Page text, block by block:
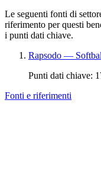
Le seguenti fonti di
riferimento per questi
i punti dati chiave.
Rapsodo —
Punti dati chiave:
Fonti e riferimenti